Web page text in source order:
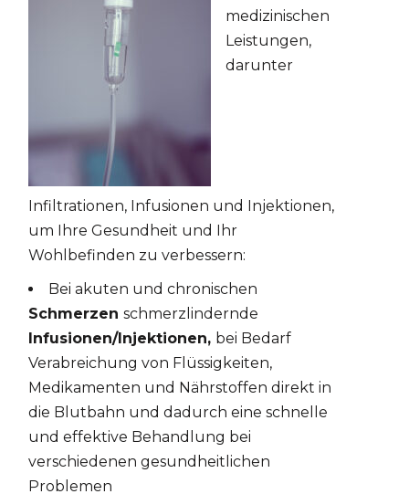
medizinischen
Leistungen,
darunter
Infiltrationen, Infusionen und Injektionen,
um Ihre Gesundheit und Ihr
Wohlbefinden zu verbessern:
Bei akuten und chronischen
Schmerzenschmerzlindernde
Infusionen/Injektionen, bei Bedarf
Verabreichung von Flüssigkeiten,
Medikamenten und Nährstoffen direkt in
die Blutbahn und dadurch eine schnelle
und effektive Behandlung bei
verschiedenen gesundheitlichen
Problemen